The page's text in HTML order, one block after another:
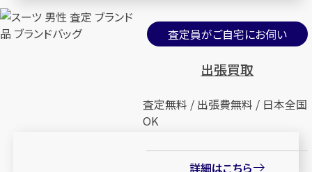
査定員がご自宅にお伺い
出張買取
査定無料 / 出張費無料 / 日本全国
OK
詳細はこちら